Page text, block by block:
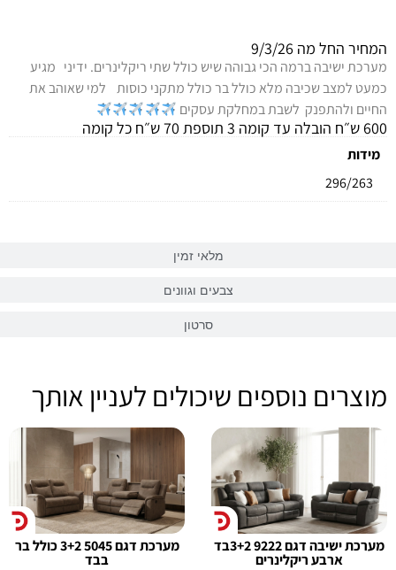
מלאי זמין
צבעים וגוונים
סרטון
המחיר החל מה 9/3/26
מערכת ישיבה ברמה הכי גבוהה שיש כולל שתי ריקלינרים. ידיני מגיע
כמעט למצב שכיבה מלא כולל בר כולל מתקני כוסות למי שאוהב את
החיים ולהתפנק לשבת במחלקת עסקים
600 ש״ח הובלה עד קומה 3 תוספת 70 ש״ח כל קומה
מידות
296/263
מוצרים נוספים שיכולים לעניין אותך
מערכת ישיבה דגם 9222 3+2בד
ארבע ריקלינרים
מערכת דגם 5045 3+2 כולל בר
בבד